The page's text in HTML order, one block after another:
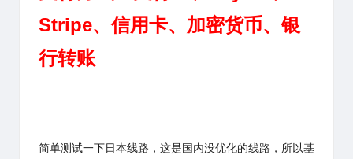
Stripe、信用卡、加密货币、银
行转账
简单测试一下日本线路，这是国内没优化的线路，所以基